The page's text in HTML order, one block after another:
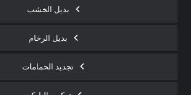
بديل الخشب
بديل الرخام
تجديد الحمامات